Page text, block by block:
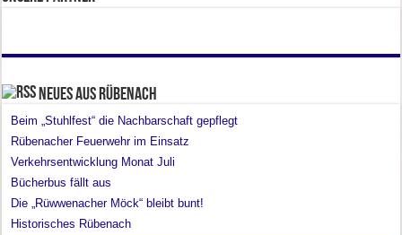
Neues aus Rübenach
Beim „Stuhlfest“ die Nachbarschaft gepflegt
Rübenacher Feuerwehr im Einsatz
Verkehrsentwicklung Monat Juli
Bücherbus fällt aus
Die „Rüwwenacher Möck“ bleibt bunt!
Historisches Rübenach